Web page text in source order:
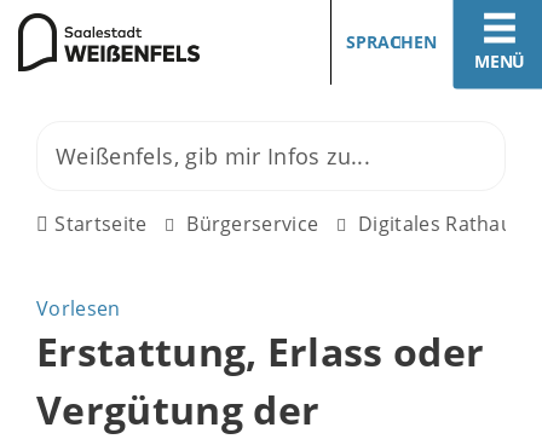
MENÜ
SPRACHEN
Startseite Bürgerservice Digitales Rathaus
Vorlesen
Erstattung, Erlass oder
Vergütung der